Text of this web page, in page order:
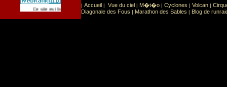
Ce site est list� dans la cat�gorie Sport Sports extr�mes
| Accueil | Vue du ciel | M�t�o | Cyclones | Volcan |
Diagonale des Fous | Marathon des Sables | Blog de